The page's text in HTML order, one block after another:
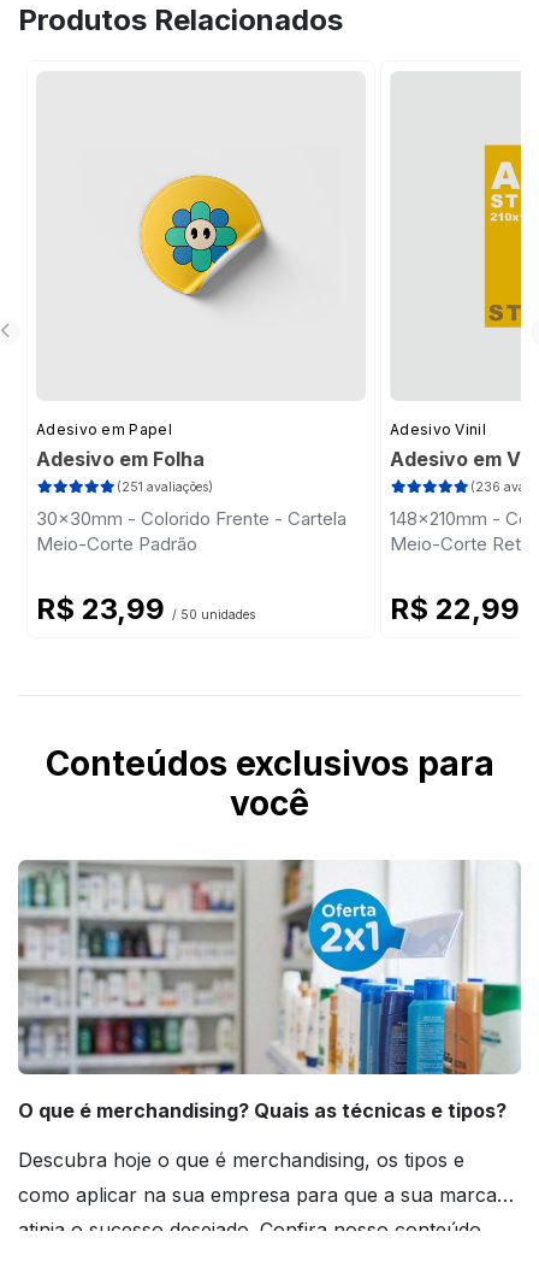
Produtos Relacionados
Adesivo em Papel
Adesivo em Folha
(251 avaliações)
30x30mm - Colorido Frente - Cartela
Meio-Corte Padrão
R$ 23,99 / 50 unidades
Adesivo Vinil
Adesivo em
(236
148x210mm -
Meio-Corte
R$ 22,99
Conteúdos exclusivos para
você
O que é merchandising? Quais as técnicas e tipos?
Descubra hoje o que é merchandising, os tipos e
como aplicar na sua empresa para que a sua marca
atinja o sucesso desejado. Confira nosso conteúdo